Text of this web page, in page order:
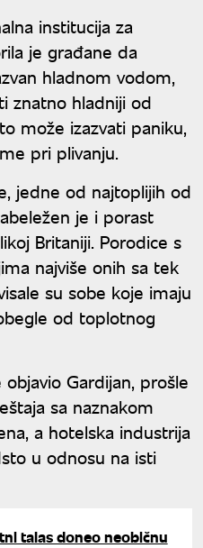
institucija za
je građane da
hladnom vodom,
znatno hladniji od
može izazvati paniku,
pri plivanju.
jedne od najtoplijih od
je i porast
Britaniji. Porodice s
najviše onih sa tek
su sobe koje imaju
od toplotnog
Gardijan, prošle
sa naznakom
a hotelska industrija
u odnosu na isti
talas doneo neobičnu